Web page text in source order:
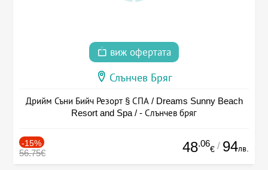
виж офертата
Слънчев Бряг
Дрийм Съни Бийч Резорт § СПА / Dreams Sunny Beach
Resort and Spa / - Слънчев бряг
-15%
56.75€ 48.06
€ / 94лв.